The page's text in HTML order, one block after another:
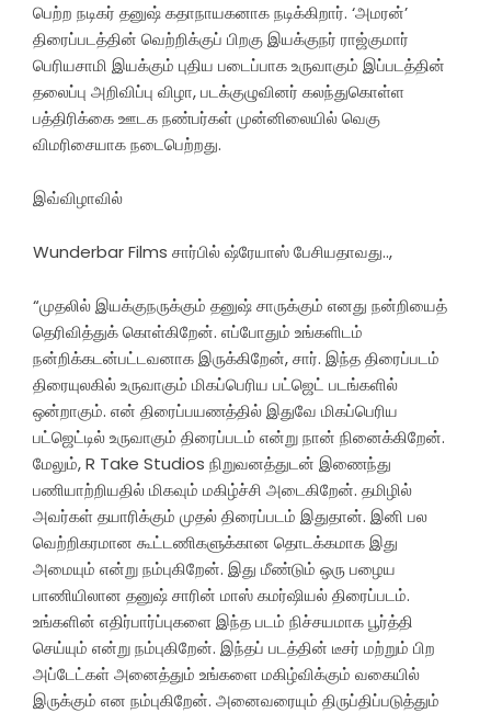
பெற்ற நடிகர் தனுஷ் கதாநாயகனாக நடிக்கிறார். ‘அமரன்’
திரைப்படத்தின் வெற்றிக்குப் பிறகு இயக்குநர் ராஜ்குமார்
பெரியசாமி இயக்கும் புதிய படைப்பாக உருவாகும் இப்படத்தின்
தலைப்பு அறிவிப்பு விழா, படக்குழுவினர் கலந்துகொள்ள
பத்திரிக்கை ஊடக நண்பர்கள் முன்னிலையில் வெகு
விமரிசையாக நடைபெற்றது.
இவ்விழாவில்
Wunderbar Films சார்பில் ஷ்ரேயாஸ் பேசியதாவது..,
“முதலில் இயக்குநருக்கும் தனுஷ் சாருக்கும் எனது நன்றியைத்
தெரிவித்துக் கொள்கிறேன். எப்போதும் உங்களிடம்
நன்றிக்கடன்பட்டவனாக இருக்கிறேன், சார். இந்த திரைப்படம்
திரையுலகில் உருவாகும் மிகப்பெரிய பட்ஜெட் படங்களில்
ஒன்றாகும். என் திரைப்பயணத்தில் இதுவே மிகப்பெரிய
பட்ஜெட்டில் உருவாகும் திரைப்படம் என்று நான் நினைக்கிறேன்.
மேலும், R Take Studios நிறுவனத்துடன் இணைந்து
பணியாற்றியதில் மிகவும் மகிழ்ச்சி அடைகிறேன். தமிழில்
அவர்கள் தயாரிக்கும் முதல் திரைப்படம் இதுதான். இனி பல
வெற்றிகரமான கூட்டணிகளுக்கான தொடக்கமாக இது
அமையும் என்று நம்புகிறேன். இது மீண்டும் ஒரு பழைய
பாணியிலான தனுஷ் சாரின் மாஸ் கமர்ஷியல் திரைப்படம்.
உங்களின் எதிர்பார்ப்புகளை இந்த படம் நிச்சயமாக பூர்த்தி
செய்யும் என்று நம்புகிறேன். இந்தப் படத்தின் டீசர் மற்றும் பிற
அப்டேட்கள் அனைத்தும் உங்களை மகிழ்விக்கும் வகையில்
இருக்கும் என நம்புகிறேன். அனைவரையும் திருப்திப்படுத்தும்